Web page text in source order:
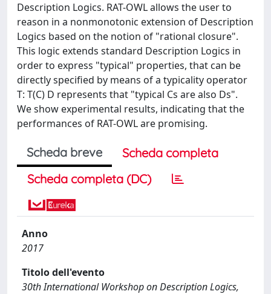
Description Logics. RAT-OWL allows the user to
reason in a nonmonotonic extension of Description
Logics based on the notion of "rational closure".
This logic extends standard Description Logics in
order to express "typical" properties, that can be
directly specified by means of a typicality operator
T: T(C) D represents that "typical Cs are also Ds".
We show experimental results, indicating that the
performances of RAT-OWL are promising.
Scheda breve
Scheda completa
Scheda completa (DC)
Anno
2017
Titolo dell'evento
30th International Workshop on Description Logics,